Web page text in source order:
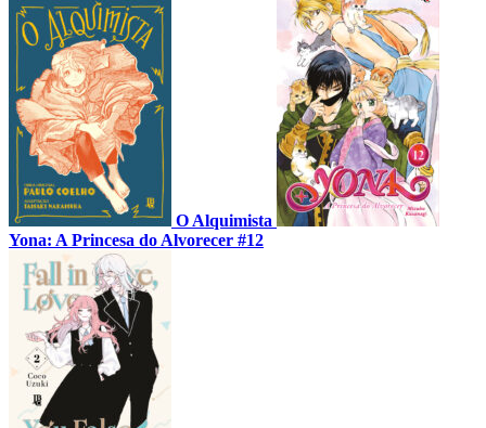
O Alquimista
Yona: A Princesa do Alvorecer #12